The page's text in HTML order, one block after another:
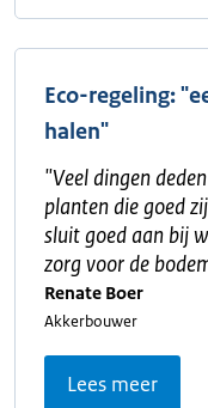
Eco-regeling:
halen"
"Veel dingen
planten die goed
sluit goed aan bij
zorg voor de
Renate Boer
Akkerbouwer
Lees meer